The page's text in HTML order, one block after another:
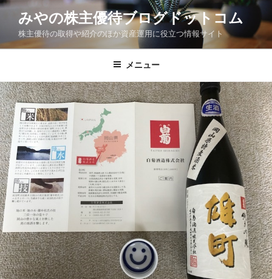
コ
ン
ス
キ
ッ
プ
みやの株主優待ブログドットコム
株主優待の取得や紹介のほか資産運用に役立つ情報サイト
メニュー